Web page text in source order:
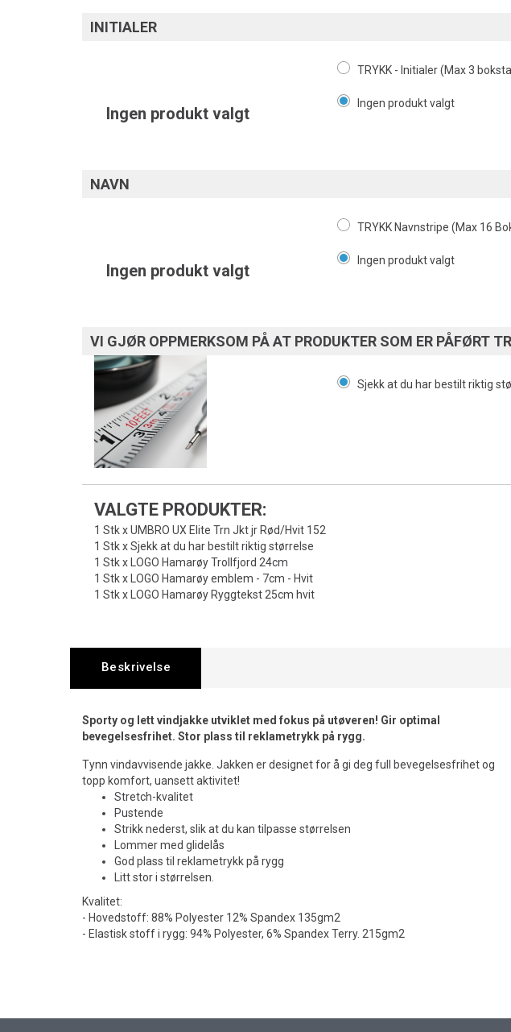
INITIALER
Ingen produkt valgt
TRYKK - Initialer (Max 3
Ingen produkt valgt
NAVN
Ingen produkt valgt
TRYKK Navnstripe (Max 16
Ingen produkt valgt
VI GJØR OPPMERKSOM PÅ AT PRODUKTER SOM ER PÅFØRT
Sjekk at du har bestilt riktig
VALGTE PRODUKTER:
1 Stk x UMBRO UX Elite Trn Jkt jr Rød/Hvit 152
1 Stk x Sjekk at du har bestilt riktig størrelse
1 Stk x LOGO Hamarøy Trollfjord 24cm
1 Stk x LOGO Hamarøy emblem - 7cm - Hvit
1 Stk x LOGO Hamarøy Ryggtekst 25cm hvit
Beskrivelse
Sporty og lett vindjakke utviklet med fokus på utøveren! Gir optimal
bevegelsesfrihet. Stor plass til reklametrykk på rygg.
Tynn vindavvisende jakke. Jakken er designet for å gi deg full bevegelsesfrihet og
topp komfort, uansett aktivitet!
Stretch-kvalitet
Pustende
Strikk nederst, slik at du kan tilpasse størrelsen
Lommer med glidelås
God plass til reklametrykk på rygg
Litt stor i størrelsen.
Kvalitet:
- Hovedstoff: 88% Polyester 12% Spandex 135gm2
- Elastisk stoff i rygg: 94% Polyester, 6% Spandex Terry. 215gm2